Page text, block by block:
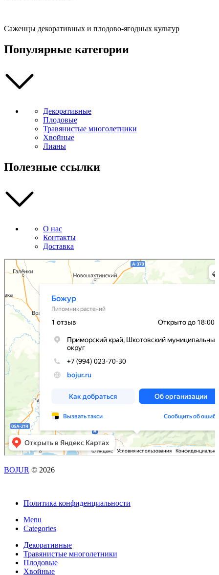
Саженцы декоративных и плодово-ягодных культур
Популярные категории
Декоративные
Плодовые
Травянистые многолетники
Хвойные
Лианы
Полезные ссылки
О нас
Контакты
Доставка
Божур
Питомник растений в Приморском крае
BOJUR © 2026
Политика конфиденциальности
Menu
Categories
Декоративные
Травянистые многолетники
Плодовые
Хвойные